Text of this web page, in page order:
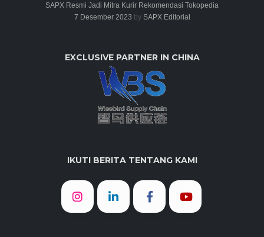
SAPX Resmi Jadi Mitra Kurir Rekomendasi Tokopedia
7 Desember 2023 by SAPX Editorial
EXCLUSIVE PARTNER IN CHINA
IKUTI BERITA TENTANG KAMI